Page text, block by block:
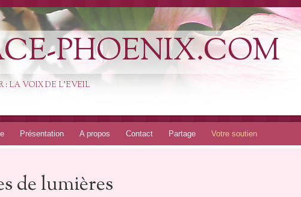
PHOENIX.COM
: LA VOIX DE L'EVEIL
Présentation A propos Contact Partage Votre soutien
de lumières